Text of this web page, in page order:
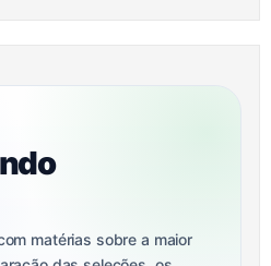
matérias sobre a maior